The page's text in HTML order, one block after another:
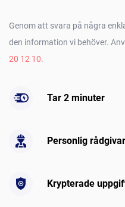
Genom att svara på några
den information vi behöver.
20 12 10.
Tar 2 minuter
Personlig
Krypterade